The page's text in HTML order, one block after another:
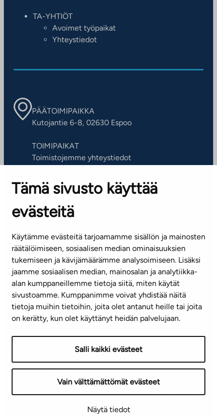
Tämä sivusto käyttää
evästeitä
Käytämme evästeitä tarjoamamme sisällön ja mainosten
räätälöimiseen, sosiaalisen median ominaisuuksien
tukemiseen ja kävijämäärämme analysoimiseen. Lisäksi
jaamme sosiaalisen median, mainosalan ja analytiikka-
alan kumppaneillemme tietoja siitä, miten käytät
sivustoamme. Kumppanimme voivat yhdistää näitä
tietoja muihin tietoihin, joita olet antanut heille tai joita
on kerätty, kun olet käyttänyt heidän palvelujaan.
Salli kaikki evästeet
Vain välttämättömät evästeet
Näytä tiedot
TA-YHTIÖT
Avoimet työpaikat
Yhteystiedot
PÄÄTOIMIPAIKKA
Kutojantie 6-8, 02630 Espoo
TOIMIPAIKAT
Toimistojemme yhteystiedot
ASIAKASPALVELUKESKUS
Puh. 045 7734 3777
(arkisin klo 8-16)
info@ta.fi
Tilaa uutiskirje
Mediapankki
TietosuojaselosteSaavutettavuusseloste